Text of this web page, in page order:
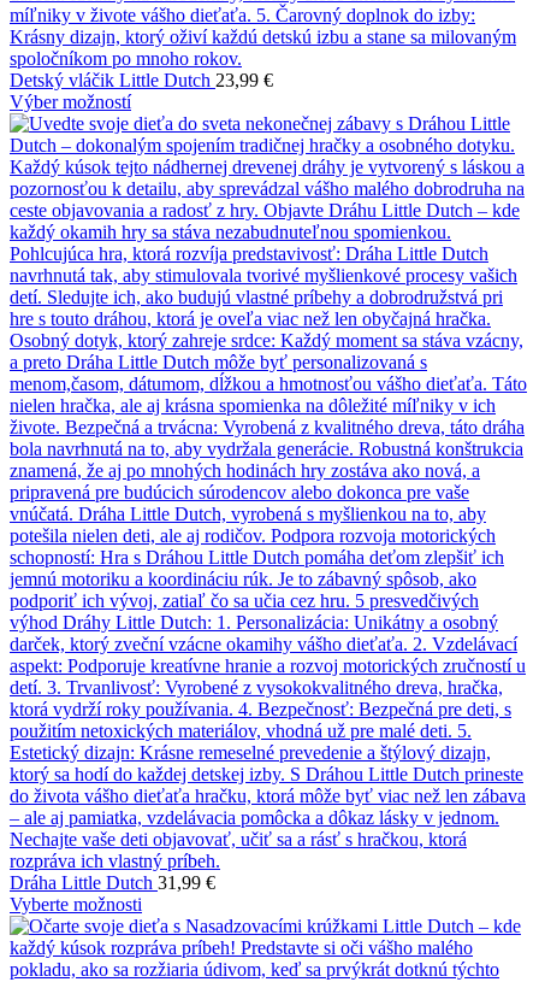
Detský vláčik Little Dutch 23,99 €
Výber možností
Dráha Little Dutch 31,99 €
Vyberte možnosti